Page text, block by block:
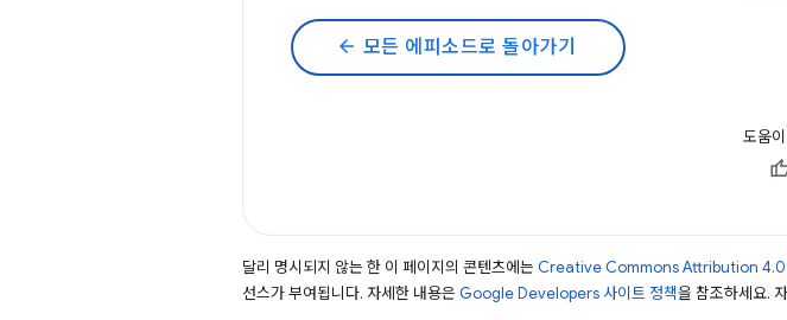
arrow_back 모든 에피소드로 돌아가기
도움
달리 명시되지 않는 한 이 페이지의 콘텐츠에는 Creative Commons Attribution 4.0
선스가 부여됩니다. 자세한 내용은 Google Developers 사이트 정책을 참조하세요.